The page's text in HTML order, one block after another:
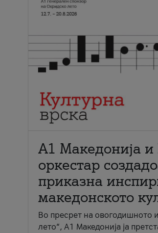
А1 Македонија
оркестар
приказна
македонското
Во пресрет на овогодишното
лето“, А1 Македонија ја